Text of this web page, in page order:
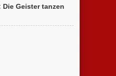
Die Geister tanzen